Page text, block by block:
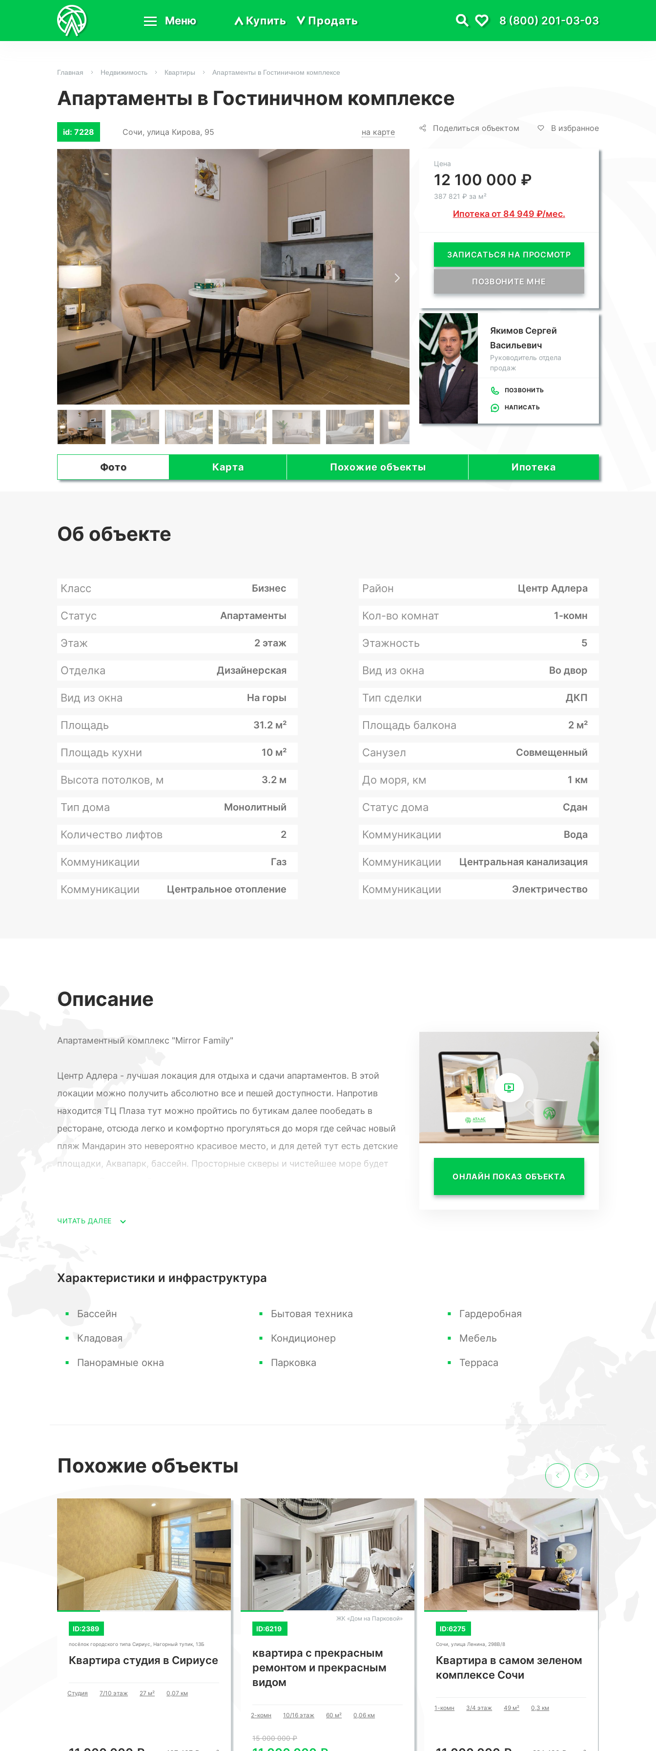
Меню Купить Продать 8 (800) 201-03-03
Главная Недвижимость Квартиры Апартаменты в Гостиничном комплексе
Апартаменты в Гостиничном комплексе
id: 7228 Сочи, улица Кирова, 95 на карте Поделиться объектом В избранное
Цена
12 100 000 ₽
387 821 ₽ за м²
Ипотека от 84 949 ₽/мес.
ЗАПИСАТЬСЯ НА ПРОСМОТР
ПОЗВОНИТЕ МНЕ
Якимов Сергей
Васильевич
Руководитель отдела
продаж
ПОЗВОНИТЬ
НАПИСАТЬ
Фото Карта Похожие объекты Ипотека
Об объекте
Класс Бизнес Район Центр Адлера
Статус Апартаменты Кол-во комнат 1-комн
Этаж 2 этаж Этажность 5
Отделка Дизайнерская Вид из окна Во двор
Вид из окна На горы Тип сделки ДКП
Площадь 31.2 м² Площадь балкона 2 м²
Площадь кухни 10 м² Санузел Совмещенный
Высота потолков, м 3.2 м До моря, км 1 км
Тип дома Монолитный Статус дома Сдан
Количество лифтов 2 Коммуникации Вода
Коммуникации Газ Коммуникации Центральная канализация
Коммуникации Центральное отопление Коммуникации Электричество
Описание
Апартаментный комплекс "Mirror Family"
Центр Адлера - лучшая локация для отдыха и сдачи апартаментов. В этой
локации можно получить абсолютно все и пешей доступности. Напротив
находится ТЦ Плаза тут можно пройтись по бутикам далее пообедать в
ресторане, отсюда легко и комфортно прогуляться до моря где сейчас новый
пляж Мандарин это невероятно красивое место, и для детей тут есть детские
площадки, Аквапарк, бассейн. Просторные скверы и чистейшее море будет
Сам комплекс наполнен всей инфраструктурой: бассейн, SPA, ресторан,
Апартаменты полностью укомплектованы, дизайнерский ремонт выполнен по
гостей курорта и оказывать весь спектр услуг Отеля четырех звезд.
ЧИТАТЬ ДАЛЕЕ
ОНЛАЙН ПОКАЗ ОБЪЕКТА
Характеристики и инфраструктура
Бассейн Бытовая техника Гардеробная
Кладовая Кондиционер Мебель
Панорамные окна Парковка Терраса
Похожие объекты
СМОТРЕТЬ ВСЕ ФОТО
ID:2389
посёлок городского типа Сириус, Нагорный тупик, 13Б
Квартира студия в Сириусе
Студия 7/10 этаж 27 м² 0,07 км
ID:6219
ЖК «Дом на Парковой»
квартира с прекрасным
ремонтом и прекрасным
видом
2-комн 10/16 этаж 60 м² 0,06 км
15 000 000 ₽
ID:6275
Сочи, улица Ленина, 298В/8
Квартира в самом зеленом
комплексе Сочи
1-комн 3/4 этаж 49 м² 0,3 км